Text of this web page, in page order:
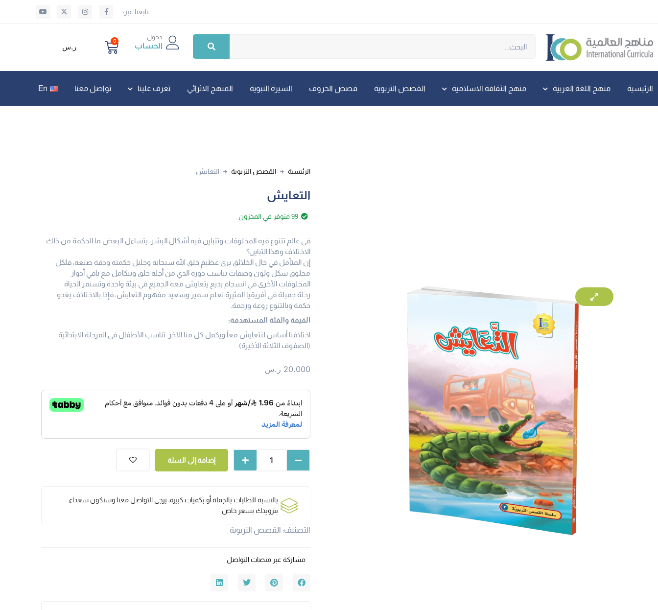
تابعنا عبر:
دخول
الحساب
0
ر.س
الرئيسية منهج اللغة العربية منهج الثقافة الاسلامية القصص التربوية قصص الحروف السيرة النبوية المنهج الاثرائي تعرف علينا تواصل معنا En
الرئيسية القصص التربوية التعايش
التعايش
99 متوفر في المخزون
في عالم تتنوع فيه المخلوقات وتتباين فيه أشكال البشر، يتساءل البعض ما الحكمة من ذلك
الاختلاف وهذا التباين؟
إن المتأمل في حال الخلائق يرى عظيم خلق الله سبحانه وجليل حكمته ودقة صنعه، فلكل
مخلوق شكل ولون وصفات تناسب دوره الذي من أجله خلق وتتكامل مع باقي أدوار
المخلوقات الأخرى في انسجام بديع يتعايش معه الجميع في بيئة واحدة وتستمر الحياة .
رحلة جميلة في أفريقيا المثيرة تعلم سمير وسعيد مفهوم التعايش، فإذا بالاختلاف يغدو
حكمة وبالتنوع روعة ورحمة.
القيمة والفئة المستهدفة:
اختلافنا أساس لنتعايش معاً ويكمل كل منا الآخر. تناسب الأطفال في المرحلة الابتدائية
(الصفوف الثلاثة الأخيرة).
20.000 ر.س
إضافة إلى السلة
بالنسبة للطلبات بالجملة أو بكميات كبيرة، يرجى التواصل معنا وسنكون سعداء
بتزويدك بسعر خاص
التصنيف: القصص التربوية
مشاركة عبر منصات التواصل